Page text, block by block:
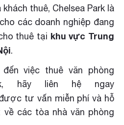
thuê, Chelsea Park là
các doanh nghiệp đang
thuê tại khu vực Trung
.
việc thuê văn phòng
hãy liên hệ ngay
tư vấn miễn phí và hỗ
các tòa nhà văn phòng